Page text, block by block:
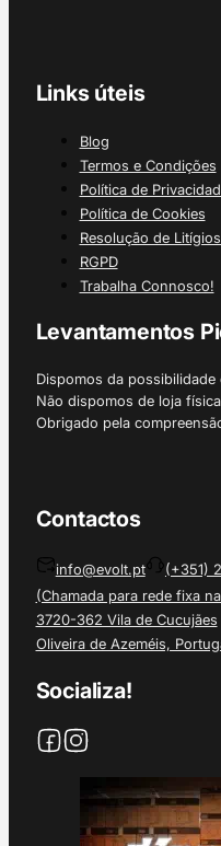
Links úteis
Blog
Termos e Condições
Política de
Política de Cookies
Resolução de
RGPD
Trabalha Connosco!
Levantamentos
Dispomos da
Não dispomos de loja
Obrigado pela
Contactos
info@evolt.pt
(+351)
(Chamada para rede fixa
3720-362 Vila de Cucujães
Oliveira de Azeméis,
Socializa!